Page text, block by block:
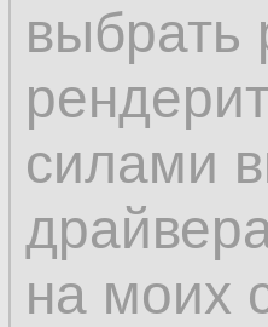
выбрать
силами
на моих